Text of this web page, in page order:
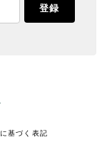
登録
基づく表記